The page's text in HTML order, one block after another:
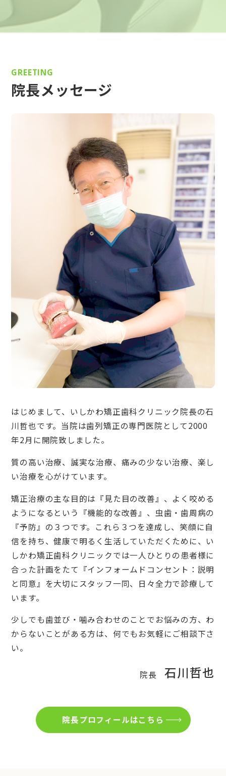
GREETING
院長メッセージ
はじめまして、いしかわ矯正歯科クリニック院長の石
川哲也です。当院は歯列矯正の専門医院として2000
年2月に開院致しました。
質の高い治療、誠実な治療、痛みの少ない治療、楽し
い治療を心がけています。
矯正治療の主な目的は『見た目の改善』、よく咬める
ようになるという『機能的な改善』、虫歯・歯周病の
『予防』の３つです。これら３つを達成し、笑顔に自
信を持ち、健康で明るく生活していただくために、い
しかわ矯正歯科クリニックでは一人ひとりの患者様に
合った計画をたて『インフォームドコンセント：説明
と同意』を大切にスタッフ一同、日々全力で診療して
います。
少しでも歯並び・噛み合わせのことでお悩みの方、わ
からないことがある方は、何でもお気軽にご相談下さ
い。
院長 石川哲也
院長プロフィールはこちら